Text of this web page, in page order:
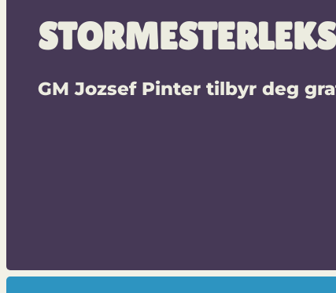
GM Jozsef Pinter tilbyr deg